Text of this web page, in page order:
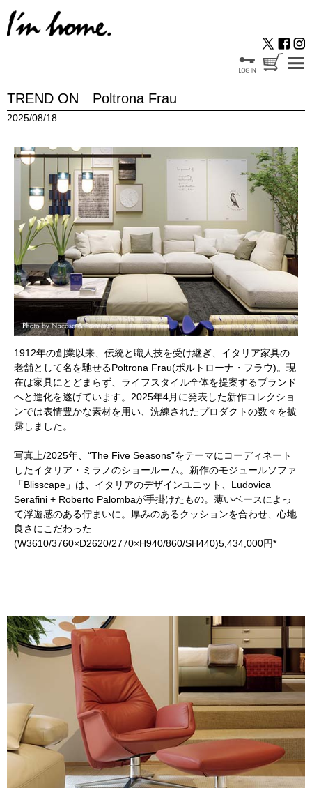
TREND ON Poltrona Frau
2025/08/18
1912年の創業以来、伝統と職人技を受け継ぎ、イタリア家具の
老舗として名を馳せるPoltrona Frau(ポルトローナ・フラウ)。現
在は家具にとどまらず、ライフスタイル全体を提案するブランド
へと進化を遂げています。2025年4月に発表した新作コレクショ
ンでは表情豊かな素材を用い、洗練されたプロダクトの数々を披
露しました。
写真上/2025年、“The Five Seasons”をテーマにコーディネート
したイタリア・ミラノのショールーム。新作のモジュールソファ
「Blisscape」は、イタリアのデザインユニット、Ludovica
Serafini + Roberto Palombaが手掛けたもの。薄いベースによっ
て浮遊感のある佇まいに。厚みのあるクッションを合わせ、心地
良さにこだわった
(W3610/3760×D2620/2770×H940/860/SH440)5,434,000円*